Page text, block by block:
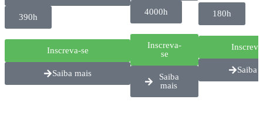
390h
Inscreva-se
Saiba mais
4000h
Inscreva-
se
Saiba
mais
180h
Saiba